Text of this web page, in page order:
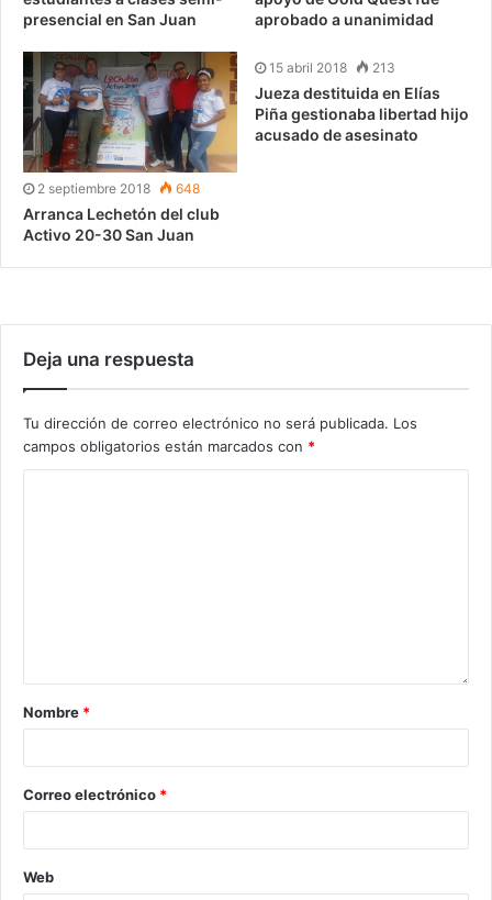
presencial en San Juan
aprobado a unanimidad
2 septiembre 2018 648
Arranca Lechetón del club
Activo 20-30 San Juan
15 abril 2018 213
Jueza destituida en Elías
Piña gestionaba libertad hijo
acusado de asesinato
Deja una respuesta
Tu dirección de correo electrónico no será publicada. Los
campos obligatorios están marcados con *
Nombre *
Correo electrónico *
Web